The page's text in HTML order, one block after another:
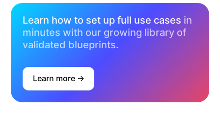
Learn how to set up full use cases in
minutes with our growing library of
validated blueprints.
Learn more ->